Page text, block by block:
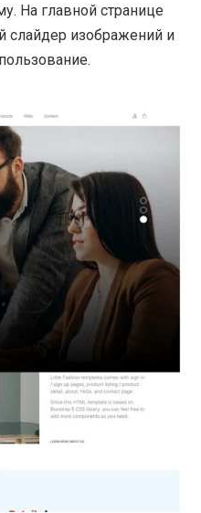
На главной странице
слайдер изображений и